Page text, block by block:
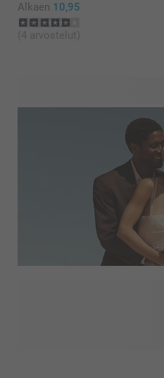
Alkaen 10,95
(4 arvostelut)